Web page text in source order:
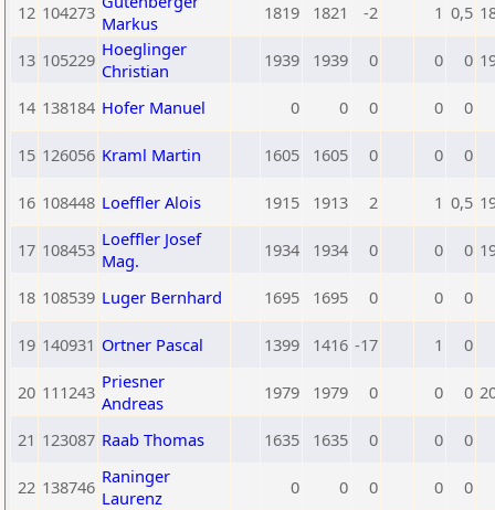
12 104273 Markus
1819 1821 -2 1 0,5
13 105229 Hoeglinger
Christian
1939 1939 0 0 0
14 138184 Hofer Manuel 0 0 0 0 0
15 126056 Kraml Martin 1605 1605 0 0 0
16 108448 Loeffler Alois 1915 1913 2 1 0,5
17 108453 Loeffler Josef
Mag.
1934 1934 0 0 0
18 108539 Luger Bernhard 1695 1695 0 0 0
19 140931 Ortner Pascal 1399 1416 -17 1 0
20 111243 Priesner
Andreas
1979 1979 0 0 0
21 123087 Raab Thomas 1635 1635 0 0 0
22 138746 Raninger
Laurenz
0 0 0 0 0